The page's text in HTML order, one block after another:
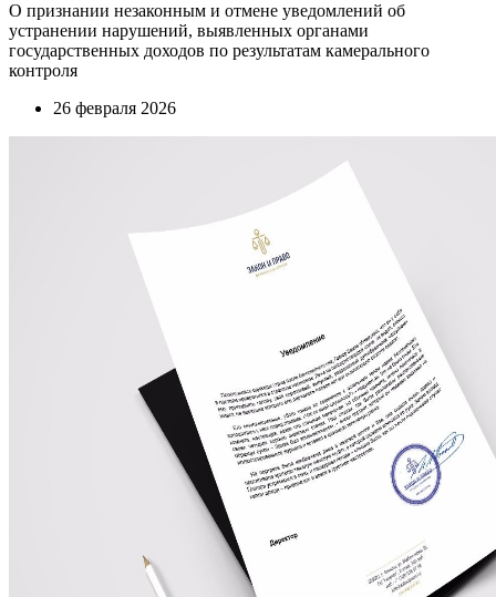
О признании незаконным и отмене уведомлений об
устранении нарушений, выявленных органами
государственных доходов по результатам камерального
контроля
26 февраля 2026